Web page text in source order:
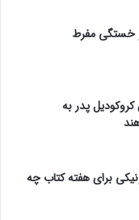
و خستگی مفرط
پدر به
برای هفته کتاب چه